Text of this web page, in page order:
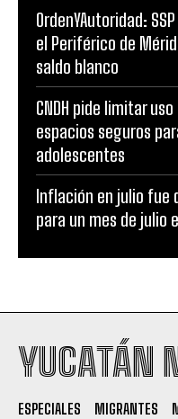
OrdenYAutoridad:
el Periférico de
saldo blanco
CNDH pide limitar
espacios seguros
adolescentes
Inflación en julio fue
para un mes de julio
YUCATÁN
ESPECIALES MIGRANTES